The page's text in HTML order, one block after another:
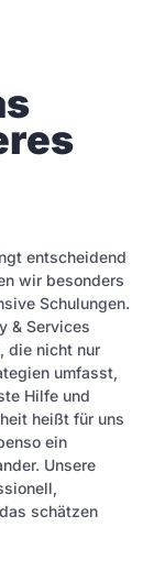
entscheidend
wir besonders
Schulungen.
& Services
die nicht nur
umfasst,
Hilfe und
heißt für uns
ein
Unsere
schätzen